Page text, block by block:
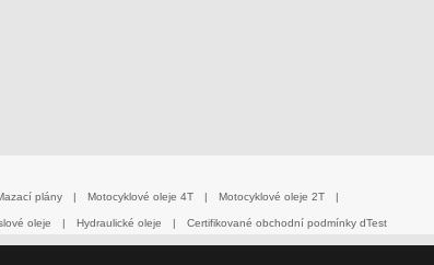
plány | Motocyklové oleje 4T | Motocyklové oleje 2T |
oleje | Hydraulické oleje | Certifikované obchodní podmínky dTest